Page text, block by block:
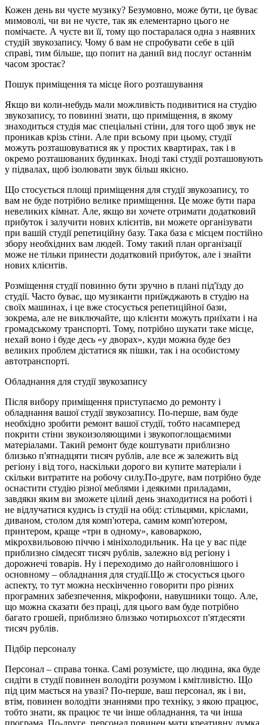
Кожен день ви чуєте музику? Безумовно, може бути, це буває
мимоволі, чи ви не чуєте, так як елементарно цього не
помічаєте. А чуєте ви її, тому що постаралася одна з наявних
студій звукозапису. Чому б вам не спробувати себе в цій
справі, тим більше, що попит на даний вид послуг останнім
часом зростає?
Пошук приміщення та місце його розташування
Якщо ви коли-небудь мали можливість подивитися на студію
звукозапису, то повинні знати, що приміщення, в якому
знаходиться студія має спеціальні стіни, для того щоб звук не
проникав крізь стіни. Але при всьому при цьому, студії
можуть розташовуватися як у простих квартирах, так і в
окремо розташованих будинках. Іноді такі студії розташовують
у підвалах, щоб ізолювати звук більш якісно.
Що стосується площі приміщення для студії звукозапису, то
вам не буде потрібно велике приміщення. Це може бути пара
невеликих кімнат. Але, якщо ви хочете отримати додатковий
прибуток і залучити нових клієнтів, ви можете організувати
при вашій студії репетиційну базу. Така база є місцем постійно
збору необхідних вам людей. Тому такий план організації
може не тільки принести додатковий прибуток, але і знайти
нових клієнтів.
Розміщення студії повинно бути зручно в плані під'їзду до
студії. Часто буває, що музиканти приїжджають в студію на
своїх машинах, і це вже стосується репетиційної бази,
зокрема, але не виключайте, що клієнти можуть приїхати і на
громадському транспорті. Тому, потрібно шукати таке місце,
нехай воно і буде десь «у дворах», куди можна буде без
великих проблем дістатися як пішки, так і на особистому
автотранспорті.
Обладнання для студії звукозапису
Після вибору приміщення приступаємо до ремонту і
обладнання вашої студії звукозапису. По-перше, вам буде
необхідно зробити ремонт вашої студії, тобто насамперед
покрити стіни звукоизоляющими і звукопоглощаємими
матеріалами. Такий ремонт буде коштувати приблизно
близько п'ятнадцяти тисяч рублів, але все ж залежить від
регіону і від того, наскільки дорого ви купите матеріали і
скільки витратите на робочу силу.По-друге, вам потрібно буде
оснастити студію різної меблями і деякими приладами,
завдяки яким ви зможете цілий день знаходитися на роботі і
не відлучатися кудись із студії на обід: стільцями, кріслами,
диваном, столом для комп'ютера, самим комп'ютером,
принтером, краще «три в одному», кавоваркою,
мікрохвильовою піччю і мініхолодильник. На це у вас піде
приблизно сімдесят тисяч рублів, залежно від регіону і
дорожнечі товарів. Ну і переходимо до найголовнішого і
основному – обладнання для студії.Що ж стосується цього
аспекту, то тут можна нескінченно говорити про різних
програмних забезпечення, мікрофони, навушники тощо. Але,
що можна сказати без праці, для цього вам буде потрібно
багато грошей, приблизно близько чотирьохсот п'ятдесяти
тисяч рублів.
Підбір персоналу
Персонал – справа тонка. Самі розумієте, що людина, яка буде
сидіти в студії повинен володіти розумом і кмітливістю. Що
під цим мається на увазі? По-перше, ваш персонал, як і ви,
втім, повинен володіти знаннями про техніку, з якою працює,
тобто знати, як працює те чи інше обладнання, та чи інша
програма. По-друге, персонал повинен мати креативну думка